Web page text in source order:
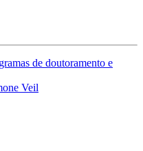
de doutoramento e
Veil